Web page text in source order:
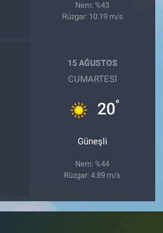
Nem: %43
Rüzgar: 10.19 m/s
15 AĞUSTOS
CUMARTESI
20°
Güneşli
Nem: %44
Rüzgar: 4.89 m/s